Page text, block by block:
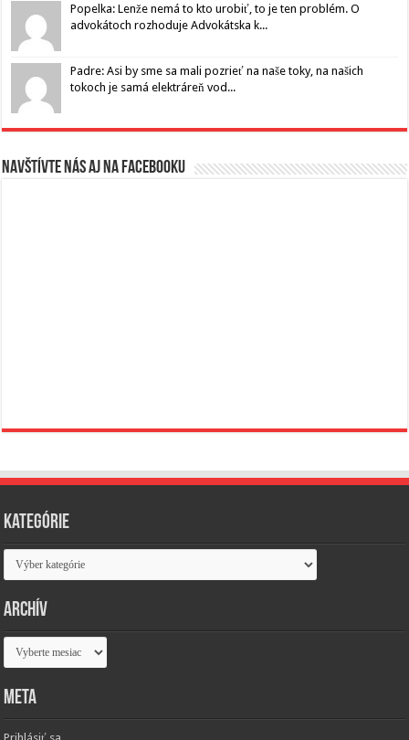
Popelka: Lenže nemá to kto urobiť, to je ten problém. O
advokátoch rozhoduje Advokátska k...
Padre: Asi by sme sa mali pozrieť na naše toky, na našich
tokoch je samá elektráreň vod...
Navštívte nás aj na Facebooku
Kategórie
Kategórie
Archív
Archív
Meta